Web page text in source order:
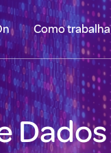
Como trabalha
Dados